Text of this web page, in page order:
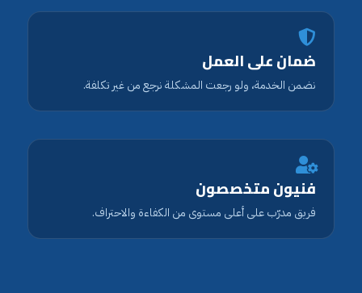
ضمان على العمل
نضمن الخدمة، ولو رجعت المشكلة نرجع من غير تكلفة.
فنيون متخصصون
فريق مدرّب على أعلى مستوى من الكفاءة والاحتراف.